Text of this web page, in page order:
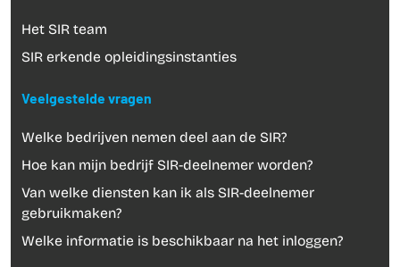
Het SIR team
SIR erkende opleidingsinstanties
Veelgestelde vragen
Welke bedrijven nemen deel aan de SIR?
Hoe kan mijn bedrijf SIR-deelnemer worden?
Van welke diensten kan ik als SIR-deelnemer
gebruikmaken?
Welke informatie is beschikbaar na het inloggen?